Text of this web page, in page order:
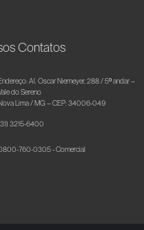
Contatos
Al. Oscar Niemeyer, 288 / 5º andar –
do Sereno
Lima / MG – CEP: 34006-049
3215-6400
760-0305 - Comercial